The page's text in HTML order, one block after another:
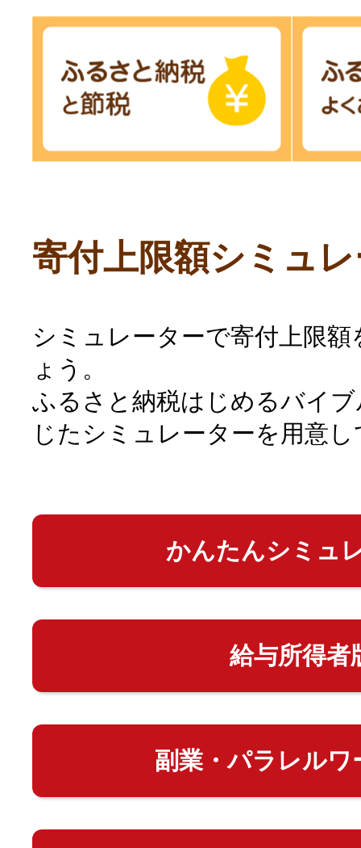
寄付上限額シミュ
シミュレーターで寄付上限
ょう。
ふるさと納税はじめるバイ
じたシミュレーターを用意
かんたんシミュ
給与所得者
副業・パラレルワ